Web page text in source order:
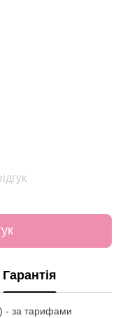
Гарантія
- за тарифами